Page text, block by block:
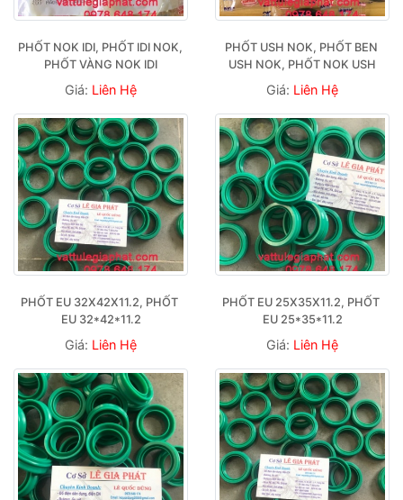
PHỐT NOK IDI, PHỐT IDI NOK,
PHỐT VÀNG NOK IDI
Giá: Liên Hệ
PHỐT USH NOK, PHỐT BEN
USH NOK, PHỐT NOK USH
Giá: Liên Hệ
PHỐT EU 32X42X11.2, PHỐT
EU 32*42*11.2
Giá: Liên Hệ
PHỐT EU 25X35X11.2, PHỐT
EU 25*35*11.2
Giá: Liên Hệ